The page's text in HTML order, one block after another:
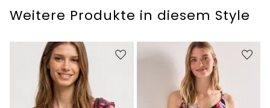
Weitere Produkte in diesem Style